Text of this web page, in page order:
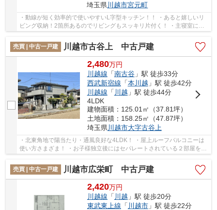
埼玉県 川越市宮元町
・動線が短く効率的で使いやすいL字型キッチン！！ ・あると嬉しいリ
ビング収納！2箇所あるのでリビングもスッキリ片付く！ ・主寝室には
大容量のWIC！お気に入りのお洋服もたっぷり収...
売買 | 中古一戸建
川越市古谷上 中古戸建
2,480万円
川越線 「南古谷」駅 徒歩33分
西武新宿線 「本川越 」駅 徒歩42分
川越線 「 川越 」駅 徒歩44分
4LDK
建物面積：125.01㎡（37.81坪）
土地面積：158.25㎡（47.87坪）
埼玉県 川越市大字古谷上
・北東角地で陽当たり・通風良好な4LDK！ ・屋上ルーフバルコニーは
使い方さまざま！ ・お子様独立後にはセパレートされている２部屋を繋
げて14帖のの広い寝室へ変更可能！ 「今から...
売買 | 中古一戸建
川越市広栄町 中古戸建
2,420万円
川越線 「 川越 」駅 徒歩20分
東武東上線 「 川越市」駅 徒歩22分